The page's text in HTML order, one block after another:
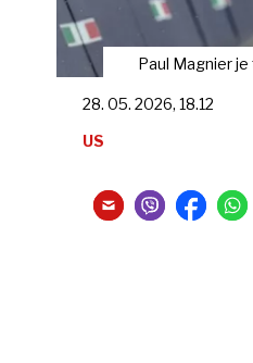
Paul Magnier
28. 05. 2026, 18.12
US